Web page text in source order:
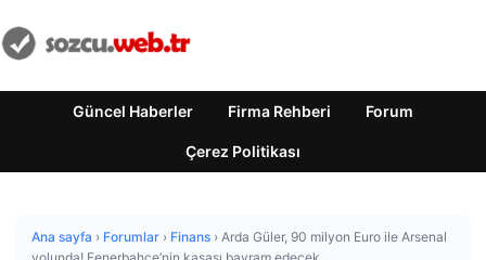
Güncel Haberler Firma Rehberi Forum
Çerez Politikası
Ana sayfa › Forumlar › Finans › Arda Güler, 90 milyon Euro ile Arsenal